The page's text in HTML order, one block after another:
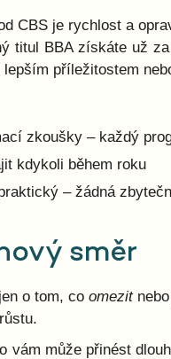
CBS je rychlost a
titul BBA získáte už
příležitostem
zkoušky – každý
kdykoli během roku
– žádná
směr
o tom, co omezitnebo
vám může přinést